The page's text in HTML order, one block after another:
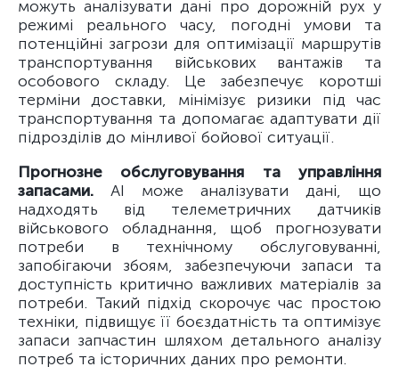
можуть аналізувати дані про дорожній рух у
режимі реального часу, погодні умови та
потенційні загрози для оптимізації маршрутів
транспортування військових вантажів та
особового складу. Це забезпечує коротші
терміни доставки, мінімізує ризики під час
транспортування та допомагає адаптувати дії
підрозділів до мінливої бойової ситуації.
Прогнозне обслуговування та управління
запасами. AI може аналізувати дані, що
надходять від телеметричних датчиків
військового обладнання, щоб прогнозувати
потреби в технічному обслуговуванні,
запобігаючи збоям, забезпечуючи запаси та
доступність критично важливих матеріалів за
потреби. Такий підхід скорочує час простою
техніки, підвищує її боєздатність та оптимізує
запаси запчастин шляхом детального аналізу
потреб та історичних даних про ремонти.